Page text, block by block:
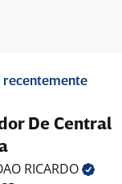
recentemente
De Central
RICARDO